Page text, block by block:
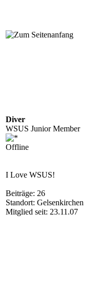
Diver
WSUS Junior Member
Offline
I Love WSUS!
Beiträge: 26
Standort: Gelsenkirchen
Mitglied seit: 23.11.07